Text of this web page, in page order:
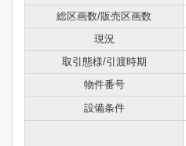
総区画数/販売区画数
現況
取引態様/引渡時期
物件番号
設備条件